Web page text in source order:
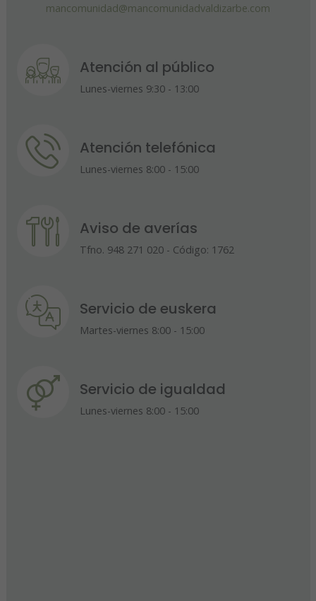
mancomunidad@mancomunidadvaldizarbe.com
Atención al público
Lunes-viernes 9:30 - 13:00
Atención telefónica
Lunes-viernes 8:00 - 15:00
Aviso de averías
Tfno. 948 271 020 - Código: 1762
Servicio de euskera
Martes-viernes 8:00 - 15:00
Servicio de igualdad
Lunes-viernes 8:00 - 15:00